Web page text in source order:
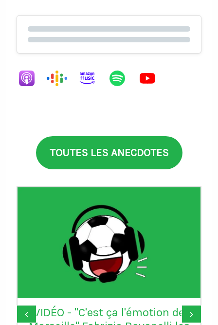
TOUTES LES ANECDOTES
VIDÉO - "C'est ça l'émotion de
‹ ›